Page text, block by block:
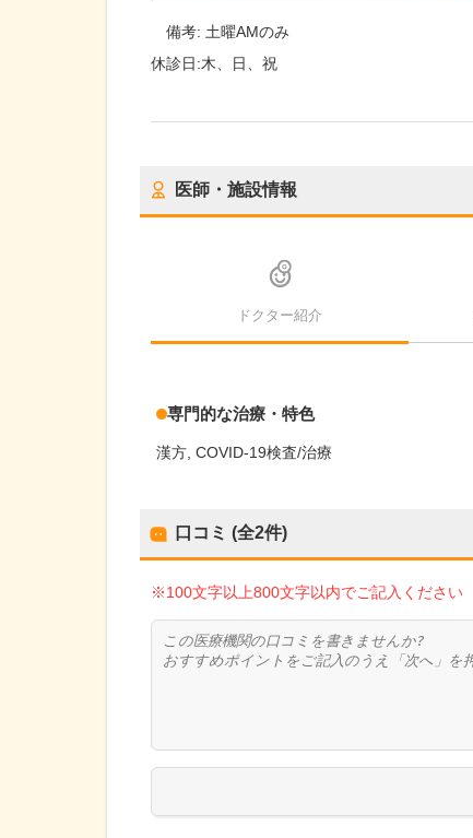
備考: 土曜AMのみ
休診日:木、日、祝
医師・施設情報
ドクター紹介
専門的な治療・特色
漢方 COVID-19検査/治療
口コミ (全2件)
※100文字以上800文字以内でご記入ください